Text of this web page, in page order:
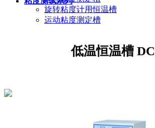
旋转粘度计用恒温槽
运动粘度测定槽
低温恒温槽 DC